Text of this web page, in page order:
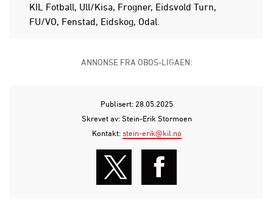
KIL Fotball, Ull/Kisa, Frogner, Eidsvold Turn,
FU/VO, Fenstad, Eidskog, Odal.
ANNONSE FRA OBOS-LIGAEN:
Publisert: 28.05.2025
Skrevet av: Stein-Erik Stormoen
Kontakt:stein-erik@kil.no